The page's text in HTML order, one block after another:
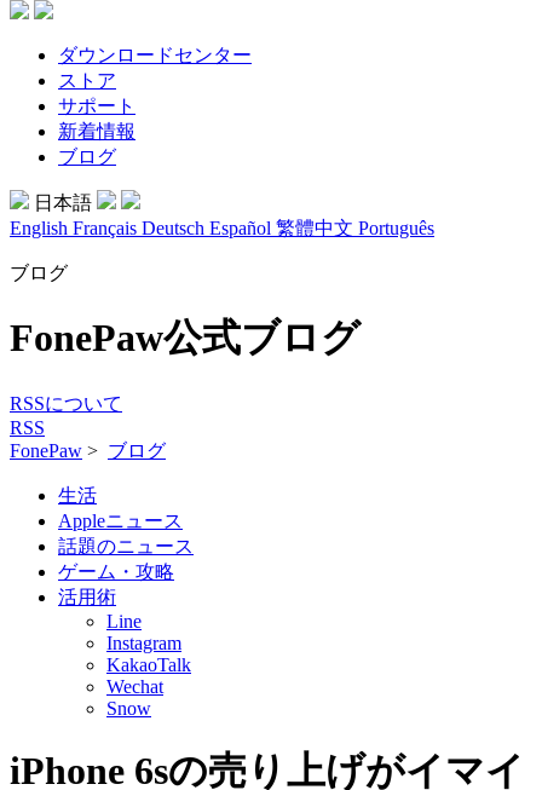
ダウンロードセンター
ストア
サポート
新着情報
ブログ
日本語
English Français Deutsch Español 繁體中文 Português
ブログ
FonePaw公式ブログ
RSSについて
RSS
FonePaw > ブログ
生活
Appleニュース
話題のニュース
ゲーム・攻略
活用術
Line
Instagram
KakaoTalk
Wechat
Snow
iPhone 6sの売り上げがイマイ